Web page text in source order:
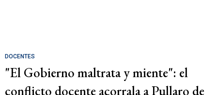
DOCENTES
"El Gobierno maltrata y miente": el
conflicto docente acorrala a Pullaro de